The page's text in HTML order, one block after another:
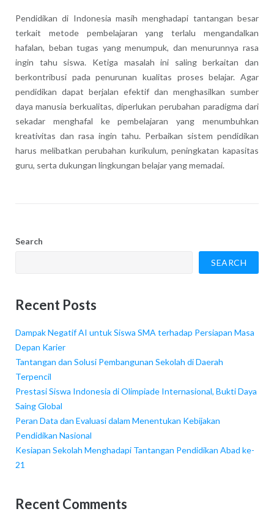
Pendidikan di Indonesia masih menghadapi tantangan besar
terkait metode pembelajaran yang terlalu mengandalkan
hafalan, beban tugas yang menumpuk, dan menurunnya rasa
ingin tahu siswa. Ketiga masalah ini saling berkaitan dan
berkontribusi pada penurunan kualitas proses belajar. Agar
pendidikan dapat berjalan efektif dan menghasilkan sumber
daya manusia berkualitas, diperlukan perubahan paradigma dari
sekadar menghafal ke pembelajaran yang menumbuhkan
kreativitas dan rasa ingin tahu. Perbaikan sistem pendidikan
harus melibatkan perubahan kurikulum, peningkatan kapasitas
guru, serta dukungan lingkungan belajar yang memadai.
Search
SEARCH
Recent Posts
Dampak Negatif AI untuk Siswa SMA terhadap Persiapan Masa
Depan Karier
Tantangan dan Solusi Pembangunan Sekolah di Daerah
Terpencil
Prestasi Siswa Indonesia di Olimpiade Internasional, Bukti Daya
Saing Global
Peran Data dan Evaluasi dalam Menentukan Kebijakan
Pendidikan Nasional
Kesiapan Sekolah Menghadapi Tantangan Pendidikan Abad ke-
21
Recent Comments